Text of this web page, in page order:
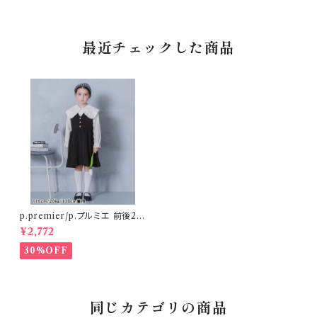
最近チェックした商品
p.premier/p.プルミエ 前後2W
AYパールボタンジャンパースカ
ート
¥2,772
30%OFF
同じカテゴリの商品